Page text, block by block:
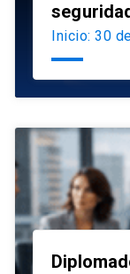
Inicio: 30